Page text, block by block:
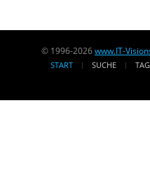
© 1996-2026www.IT-
START SUCHE